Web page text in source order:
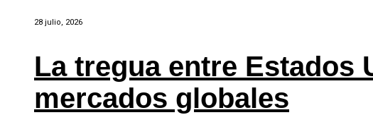
28 julio, 2026
La tregua entre Estados
mercados globales